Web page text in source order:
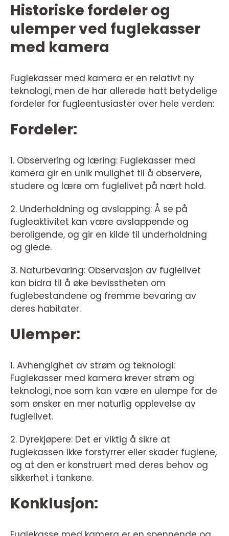
Historiske fordeler og
ulemper ved fuglekasser
med kamera
Fuglekasser med kamera er en relativt ny
teknologi, men de har allerede hatt betydelige
fordeler for fugleentusiaster over hele verden:
Fordeler:
1. Observering og læring: Fuglekasser med
kamera gir en unik mulighet til å observere,
studere og lære om fuglelivet på nært hold.
2. Underholdning og avslapping: Å se på
fugleaktivitet kan være avslappende og
beroligende, og gir en kilde til underholdning
og glede.
3. Naturbevaring: Observasjon av fuglelivet
kan bidra til å øke bevisstheten om
fuglebestandene og fremme bevaring av
deres habitater.
Ulemper:
1. Avhengighet av strøm og teknologi:
Fuglekasser med kamera krever strøm og
teknologi, noe som kan være en ulempe for de
som ønsker en mer naturlig opplevelse av
fuglelivet.
2. Dyrekjøpere: Det er viktig å sikre at
fuglekassen ikke forstyrrer eller skader fuglene,
og at den er konstruert med deres behov og
sikkerhet i tankene.
Konklusjon: